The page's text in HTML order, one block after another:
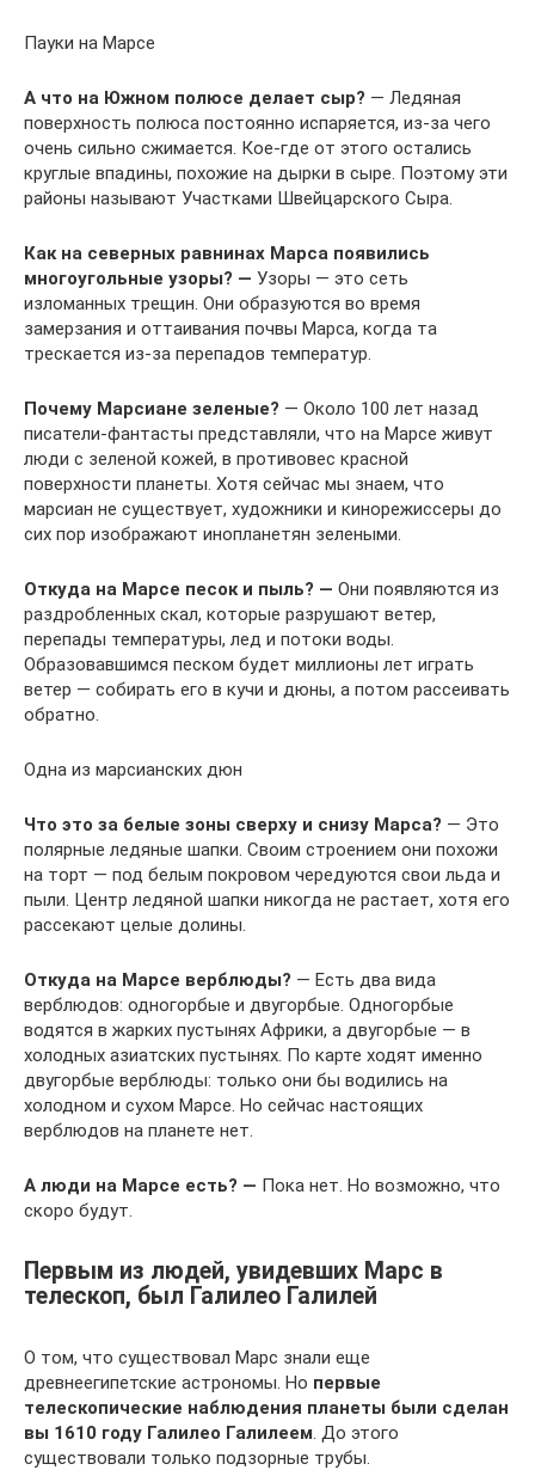
Пауки на Марсе
А что на Южном полюсе делает сыр? — Ледяная
поверхность полюса постоянно испаряется, из-за чего
очень сильно сжимается. Кое-где от этого остались
круглые впадины, похожие на дырки в сыре. Поэтому эти
районы называют Участками Швейцарского Сыра.
Как на северных равнинах Марса появились
многоугольные узоры? — Узоры — это сеть
изломанных трещин. Они образуются во время
замерзания и оттаивания почвы Марса, когда та
трескается из-за перепадов температур.
Почему Марсиане зеленые? — Около 100 лет назад
писатели-фантасты представляли, что на Марсе живут
люди с зеленой кожей, в противовес красной
поверхности планеты. Хотя сейчас мы знаем, что
марсиан не существует, художники и кинорежиссеры до
сих пор изображают инопланетян зелеными.
Откуда на Марсе песок и пыль? — Они появляются из
раздробленных скал, которые разрушают ветер,
перепады температуры, лед и потоки воды.
Образовавшимся песком будет миллионы лет играть
ветер — собирать его в кучи и дюны, а потом рассеивать
обратно.
Одна из марсианских дюн
Что это за белые зоны сверху и снизу Марса? — Это
полярные ледяные шапки. Своим строением они похожи
на торт — под белым покровом чередуются свои льда и
пыли. Центр ледяной шапки никогда не растает, хотя его
рассекают целые долины.
Откуда на Марсе верблюды? — Есть два вида
верблюдов: одногорбые и двугорбые. Одногорбые
водятся в жарких пустынях Африки, а двугорбые — в
холодных азиатских пустынях. По карте ходят именно
двугорбые верблюды: только они бы водились на
холодном и сухом Марсе. Но сейчас настоящих
верблюдов на планете нет.
А люди на Марсе есть? — Пока нет. Но возможно, ­­что
скоро будут.
Первым из людей, увидевших Марс в
телескоп, был Галилео Галилей
О том, что существовал Марс знали еще
древнеегипетские астрономы. Но первые
телескопические наблюдения планеты были сделан
вы 1610 году Галилео Галилеем. До этого
существовали только подзорные трубы.